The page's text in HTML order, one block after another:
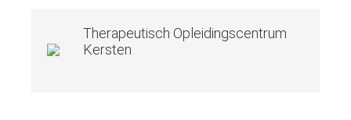
Therapeutisch Opleidingscentrum
Kersten